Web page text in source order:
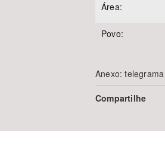
Área:
Povo:
Anexo:
Compartilhe